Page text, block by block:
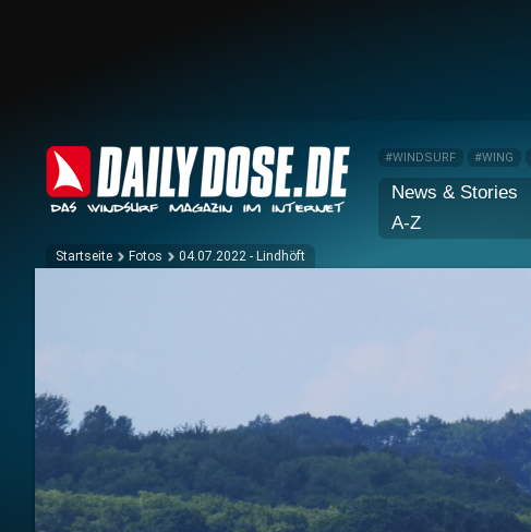
#WINDSURF #WING
News & Stories
A-Z
Startseite Fotos 04.07.2022 - Lindhöft